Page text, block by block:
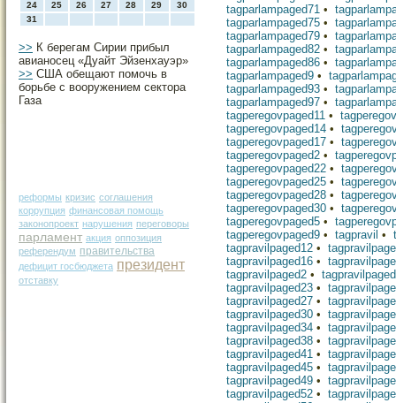
24
25 26 27 28 29
30
31
>> К берегам Сирии прибыл
авианосец «Дуайт Эйзенхауэр»
>> США обещают помочь в
борьбе с вооружением сектора
Газа
реформы кризис соглашения
коррупция финансовая помощь
законопроект нарушения переговоры
парламент акция оппозиция
референдум правительства
дефицит госбюджета президент
отставку
tagparlampaged71 •
tagparlampaged75 •
tagparlampaged79 •
tagparlampaged82 •
tagparlampaged86 •
tagparlampaged9 •
tagparlampaged93 •
tagparlampaged97 •
tagperegovpaged11 •
tagperegovpaged14 •
tagperegovpaged17 •
tagperegovpaged2 •
tagperegovpaged22 •
tagperegovpaged25 •
tagperegovpaged28 •
tagperegovpaged30 •
tagperegovpaged5 •
tagperegovpaged9 • tagpravil •
tagpravilpaged12 •
tagpravilpaged16 •
tagpravilpaged2 •
tagpravilpaged23 •
tagpravilpaged27 •
tagpravilpaged30 •
tagpravilpaged34 •
tagpravilpaged38 •
tagpravilpaged41 •
tagpravilpaged45 •
tagpravilpaged49 •
tagpravilpaged52 •